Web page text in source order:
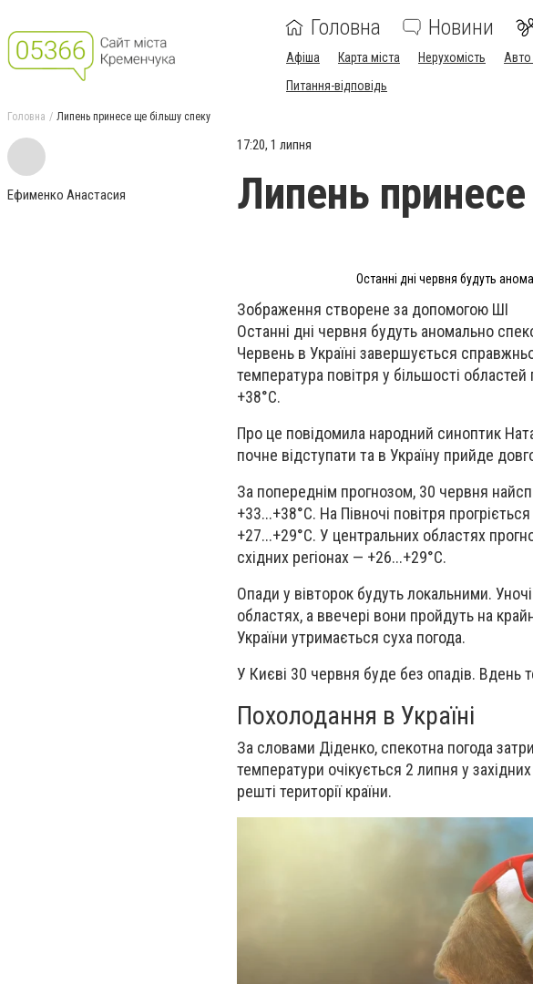
Головна Новини
Афіша Карта міста Нерухомість
Питання-відповідь
Головна Липень принесе ще більшу спеку
Ефименко Анастасия
17:20, 1 липня
Липень
Останні дні червня будуть
Зображення створене за допомогою ШІ
Останні дні червня будуть аномально
Червень в Україні завершується
температура повітря у більшості
+38°С.
Про це повідомила народний синоптик
почне відступати та в Україну прийде
За попереднім прогнозом, 30 червня
+33...+38°С. На Півночі повітря
+27...+29°С. У центральних областях
східних регіонах — +26...+29°С.
Опади у вівторок будуть локальними.
областях, а ввечері вони пройдуть на
України утримається суха погода.
У Києві 30 червня буде без опадів. Вдень
Похолодання в Україні
За словами Діденко, спекотна погода
температури очікується 2 липня у
решті території країни.